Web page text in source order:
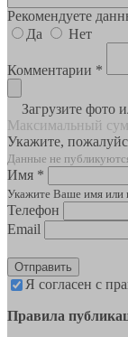
Рекомендуете
Да
Нет
Комментарии *
Загрузите фото
Максимальный
Укажите,
Данные не
Имя *
Укажите Ваше имя или
Телефон
Email
Отправить
Я согласен с
Правила